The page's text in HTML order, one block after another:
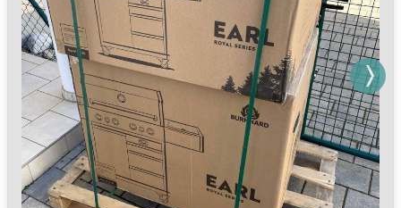
Next